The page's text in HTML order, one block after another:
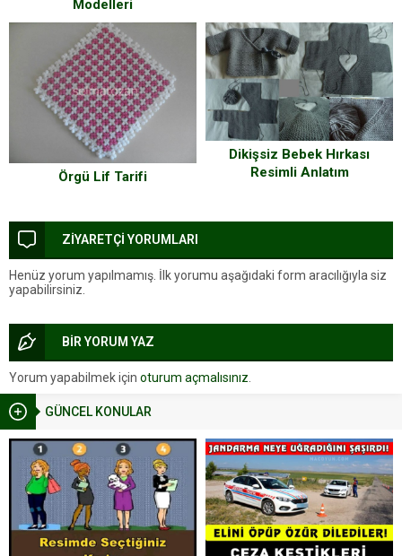
GÜNCEL KONULAR
Modelleri
Örgü Lif Tarifi
Dikişsiz Bebek Hırkası
Resimli Anlatım
ZİYARETÇİ YORUMLARI
Henüz yorum yapılmamış. İlk yorumu aşağıdaki form aracılığıyla siz
yapabilirsiniz.
BİR YORUM YAZ
Yorum yapabilmek için oturum açmalısınız